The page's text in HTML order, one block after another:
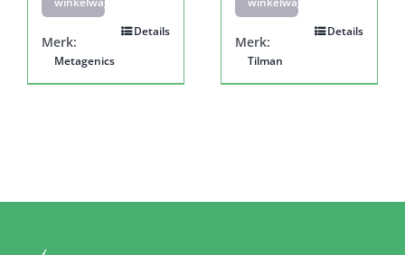
Details
Merk:
Metagenics
Details
Merk:
Tilman